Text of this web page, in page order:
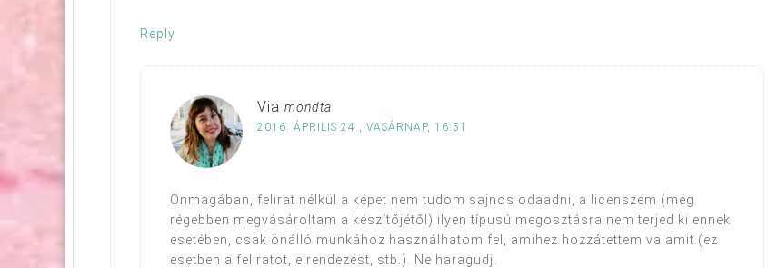
Reply
Via mondta
2016. ÁPRILIS 24., VASÁRNAP, 16:51
Önmagában, felirat nélkül a képet nem tudom sajnos odaadni, a licenszem (még
régebben megvásároltam a készítőjétől) ilyen típusú megosztásra nem terjed ki ennek
esetében, csak önálló munkához használhatom fel, amihez hozzátettem valamit (ez
esetben a feliratot, elrendezést, stb.). Ne haragudj.